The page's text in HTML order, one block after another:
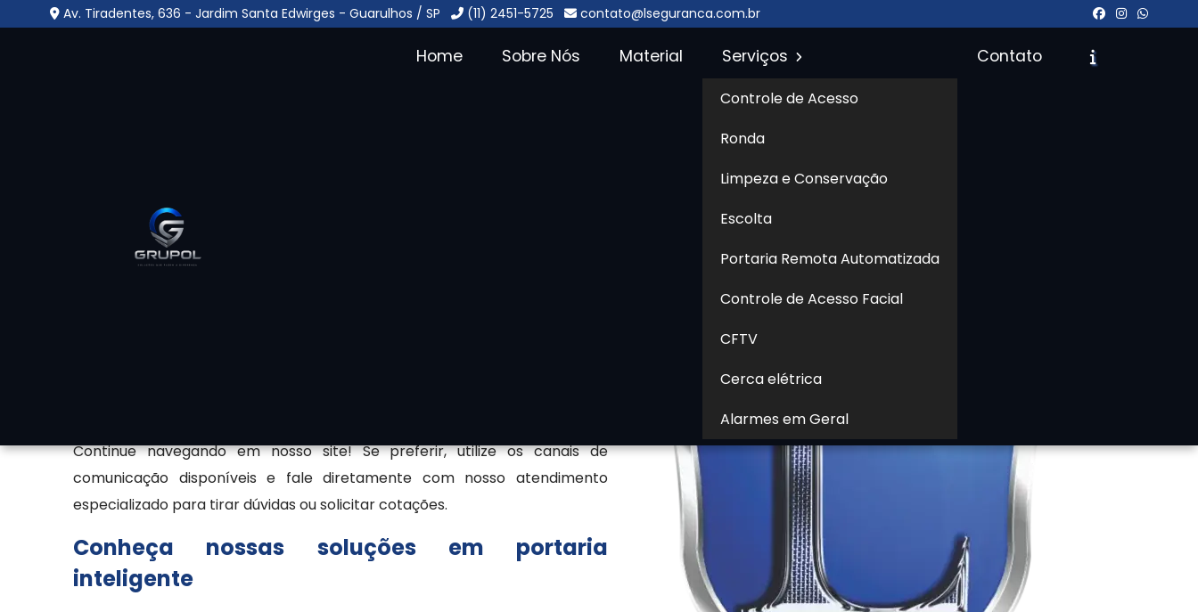
Av. Tiradentes, 636 - Jardim Santa Edwirges - Guarulhos / SP (11) 2451-5725 contato@lseguranca.com.br
Home Sobre Nós Material Serviços
Controle de Acesso
Ronda
Limpeza e Conservação
Escolta
Portaria Remota Automatizada
Controle de Acesso Facial
CFTV
Cerca elétrica
Alarmes em Geral
Contato
Informações
Se você está a procura pelo melhor lugar onde encontrar soluções em
Continue navegando em nosso site! Se preferir, utilize os canais de
comunicação disponíveis e fale diretamente com nosso atendimento
especializado para tirar dúvidas ou solicitar cotações.
Conheça nossas soluções em portaria
inteligente